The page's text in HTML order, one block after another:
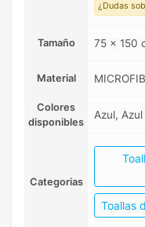
¿Dudas
Tamaño 75 x 150
Material
Colores
disponibles
Azul,
Categorias
Toallas